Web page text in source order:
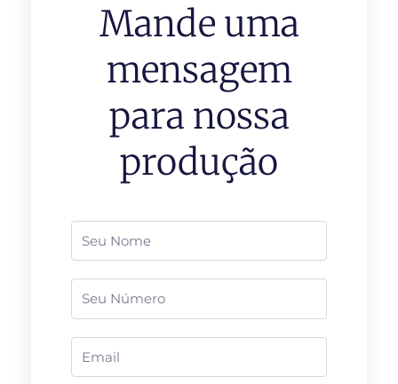
Mande uma
mensagem
para nossa
produção